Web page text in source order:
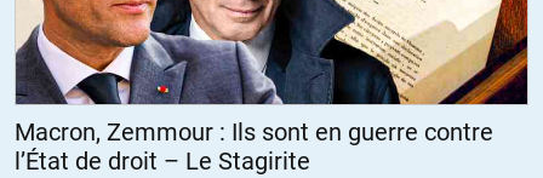
Macron, Zemmour : Ils sont en guerre contre
l’État de droit – Le Stagirite